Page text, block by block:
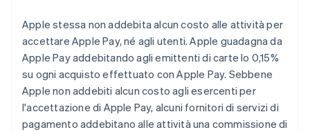
Apple stessa non addebita alcun costo alle attività per
accettare Apple Pay, né agli utenti. Apple guadagna da
Apple Pay addebitando agli emittenti di carte lo 0,15%
su ogni acquisto effettuato con Apple Pay. Sebbene
Apple non addebiti alcun costo agli esercenti per
l'accettazione di Apple Pay, alcuni fornitori di servizi di
pagamento addebitano alle attività una commissione di